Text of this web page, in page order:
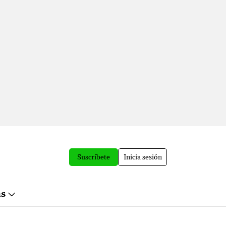
Suscríbete Inicia sesión